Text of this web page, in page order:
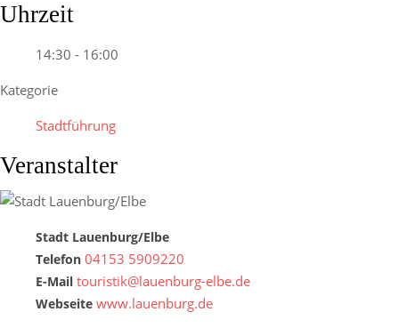
Uhrzeit
14:30 - 16:00
Kategorie
Stadtführung
Veranstalter
Stadt Lauenburg/Elbe
Telefon 04153 5909220
E-Mail touristik@lauenburg-elbe.de
Webseite www.lauenburg.de